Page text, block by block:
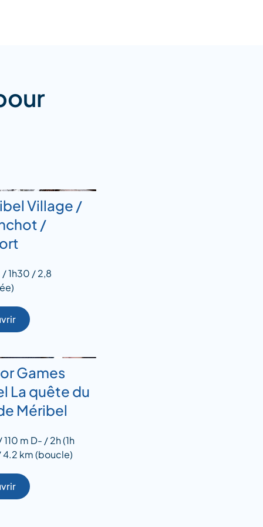
Village /
/
1h30 / 2,8
Games
La quête du
Méribel
110 m D- / 2h (1h
km (boucle)